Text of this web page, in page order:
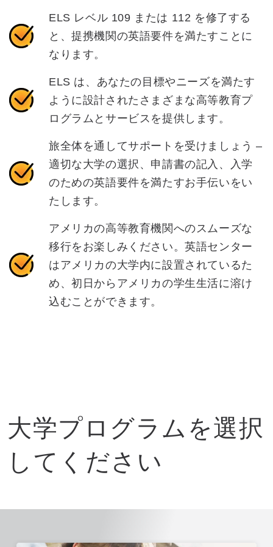
ELS レベル 109 または 112 を修了する
と、提携機関の英語要件を満たすことに
なります。
ELS は、あなたの目標やニーズを満たす
ように設計されたさまざまな高等教育プ
ログラムとサービスを提供します。
旅全体を通してサポートを受けましょう –
適切な大学の選択、申請書の記入、入学
のための英語要件を満たすお手伝いをい
たします。
アメリカの高等教育機関へのスムーズな
移行をお楽しみください。英語センター
はアメリカの大学内に設置されているた
め、初日からアメリカの学生生活に溶け
込むことができます。
大学プログラムを選択
してください